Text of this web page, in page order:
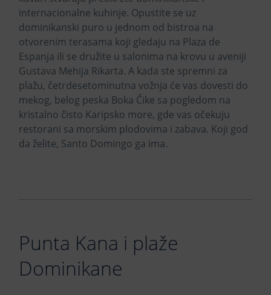
internacionalne kuhinje. Opustite se uz
dominikanski puro u jednom od bistroa na
otvorenim terasama koji gledaju na Plaza de
Espanja ili se družite u salonima na krovu u aveniji
Gustava Mehija Rikarta. A kada ste spremni za
plažu, četrdesetominutna vožnja će vas dovesti do
mekog, belog peska Boka Čike sa pogledom na
kristalno čisto Karipsko more, gde vas očekuju
restorani sa morskim plodovima i zabava. Koji god
da želite, Santo Domingo ga ima.
Punta Kana i plaže
Dominikane